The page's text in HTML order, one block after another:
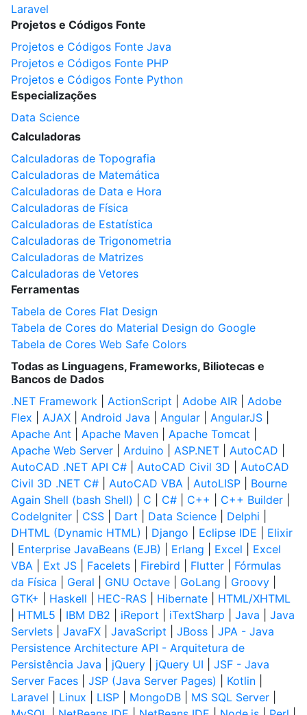
Laravel
Projetos e Códigos Fonte
Projetos e Códigos Fonte Java
Projetos e Códigos Fonte PHP
Projetos e Códigos Fonte Python
Especializações
Data Science
Calculadoras
Calculadoras de Topografia
Calculadoras de Matemática
Calculadoras de Data e Hora
Calculadoras de Física
Calculadoras de Estatística
Calculadoras de Trigonometria
Calculadoras de Matrizes
Calculadoras de Vetores
Ferramentas
Tabela de Cores Flat Design
Tabela de Cores do Material Design do Google
Tabela de Cores Web Safe Colors
Todas as Linguagens, Frameworks, Biliotecas e
Bancos de Dados
.NET Framework
ActionScript Adobe AIR
Adobe
Flex
AJAX Android Java Angular AngularJS
Apache Ant
Apache Maven Apache Tomcat
Apache Web Server
Arduino ASP.NET AutoCAD
AutoCAD .NET API C#
AutoCAD Civil 3D
AutoCAD
Civil 3D .NET C#
AutoCAD VBA AutoLISP
Bourne
Again Shell (bash Shell)
C C# C++ C++ Builder
CodeIgniter
CSS Dart Data Science Delphi
DHTML (Dynamic HTML)
Django Eclipse IDE
Elixir
Enterprise JavaBeans (EJB) Erlang Excel
Excel
VBA
Ext JS Facelets Firebird Flutter
Fórmulas
da Física
Geral GNU Octave GoLang Groovy
GTK+
Haskell HEC-RAS Hibernate
HTML/XHTML
HTML5 IBM DB2 iReport iTextSharp Java
Java
Servlets
JavaFX JavaScript JBoss
JPA - Java
Persistence Architecture API - Arquitetura de
Persistência Java
jQuery jQuery UI
JSF - Java
Server Faces
JSP (Java Server Pages) Kotlin
Laravel
Linux LISP MongoDB MS SQL Server